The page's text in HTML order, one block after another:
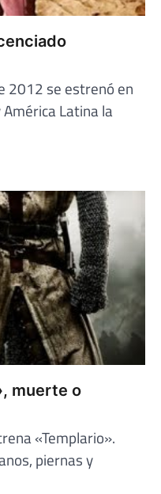
2012 se estrenó en
Latina la
muerte o
«Templario».
piernas y